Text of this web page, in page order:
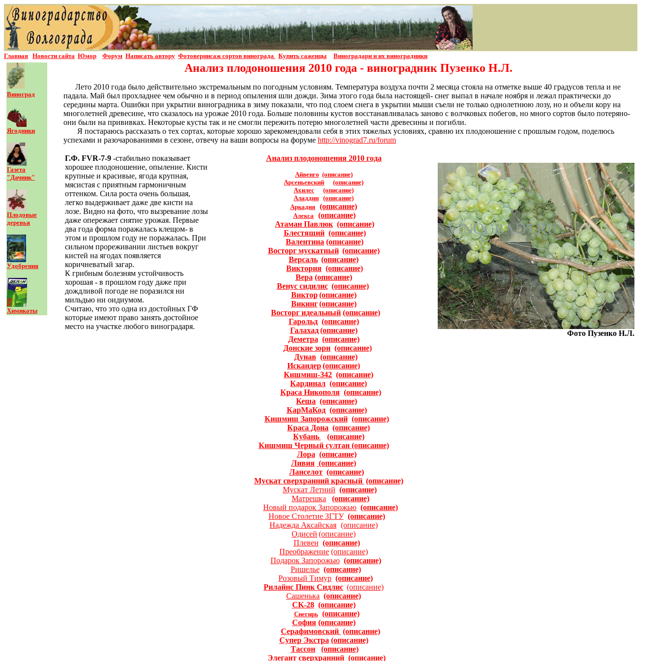
Главная Новости сайта Юмор Форум Написать автору Фотовернисаж сортов винограда Купить саженцы Виноградари и их виноградники
Виноград
Ягодники
Газета
"Дачник"
Плодовые
деревья
Удобрения
Химикаты
Анализ плодоношения 2010 года - виноградник Пузенко Н.Л.
Лето 2010 года было действительно экстремальным по погодным условиям. Температура воздуха почти 2 месяца стояла на отметке выше 40 градусов тепла и не
падала. Май был прохладнее чем обычно и в период опыления шли дожди. Зима этого года была настоящей- снег выпал в начале ноября и лежал практически до
середины марта. Ошибки при укрытии виноградника в зиму показали, что под слоем снега в укрытии мыши съели не только однолетнюю лозу, но и объели кору на
многолетней древесине, что сказалось на урожае 2010 года. Больше половины кустов восстанавливалась заново с волчковых побегов, но много сортов было потеряно-
они были на прививках. Некоторые кусты так и не смогли пережить потерю многолетней части древесины и погибли.
Я постараюсь рассказать о тех сортах, которые хорошо зарекомендовали себя в этих тяжелых условиях, сравню их плодоношение с прошлым годом, поделюсь
успехами и разочарованиями в сезоне, отвечу на ваши вопросы на форуме http://vinograd7.ru/forum
Г.Ф. FVR-7-9 -стабильно показывает
хорошее плодоношение, опыление. Кисти
крупные и красивые, ягода крупная,
мясистая с приятным гармоничным
оттенком. Сила роста очень большая,
легко выдерживает даже две кисти на
лозе. Видно на фото, что вызревание лозы
даже опережает снятие урожая. Первые
два года форма поражалась клещом- в
этом и прошлом году не поражалась. При
сильном прореживании листьев вокруг
кистей на ягодах появляется
коричневатый загар.
К грибным болезням устойчивость
хорошая - в прошлом году даже при
дождливой погоде не поразился ни
мильдью ни оидиумом.
Считаю, что это одна из достойных ГФ
которые имеют право занять достойное
место на участке любого виноградаря.
Анализ плодоношения 2010 года
Айвенго (описание)
Арсеньевский
(описание)
Ахилес
(описание)
Аладдин (описание)
Аркадия (описание)
Алекса (описание)
Атаман Павлюк (описание)
Блестящий (описание)
Валентина (описание)
Восторг мускатный (описание)
Версаль (описание)
Виктория (описание)
Вера (описание)
Венус сидилис (описание)
Виктор (описание)
Викинг (описание)
Восторг идеальный (oписание)
Гарольд (описание)
Галахад (описание)
Деметра (описание)
Донские зори (описание)
Дунав (описание)
Искандер(описание)
Кишмиш-342 (описание)
Кардинал (описание)
Краса Никополя (описание)
Кеша (описание)
КарМаКод (описание)
Кишмиш Запорожский (описание)
Краса Дона (описание)
Кубань
(описание)
Кишмиш Черный султан(описание)
Лора (описание)
Ливия (описание)
Ланселот (описание)
Мускат сверхранний красный (описание)
Мускат Летний (описание)
Матрешка
(описание)
Новый подарок Запорожью (описание)
Новое Столетие ЗГТУ (описание)
Надежда Аксайская (описание)
Одисей (описание)
Плевен (описание)
Преображение (описание)
Подарок Запорожью (описание)
Ришелье (описание)
Розовый Тимур (описание)
Рилайнс Пинк Сидлис (описание)
Сашенька (описание)
CK-28 (описание)
Снегирь (описание)
София (описание)
Серафимовский (описание)
Супер Экстра (oписание)
Тассон
(описание)
Элегант сверхранний (описание)
Фото Пузенко Н.Л.